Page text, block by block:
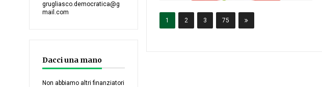
grugliasco.democratica@g
mail.com
Dacci una mano
Non abbiamo altri finanziatori
1 2 3 75